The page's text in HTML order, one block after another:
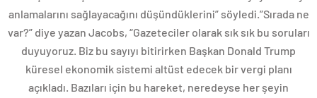
anlamalarını sağlayacağını düşündüklerini” söyledi.”Sırada ne
var?” diye yazan Jacobs, “Gazeteciler olarak sık sık bu soruları
duyuyoruz. Biz bu sayıyı bitirirken Başkan Donald Trump
küresel ekonomik sistemi altüst edecek bir vergi planı
açıkladı. Bazıları için bu hareket, neredeyse her şeyin